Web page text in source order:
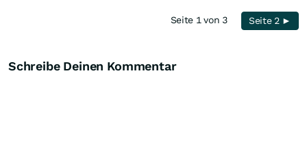
Seite 1 von 3 Seite 2 ►
Schreibe Deinen Kommentar